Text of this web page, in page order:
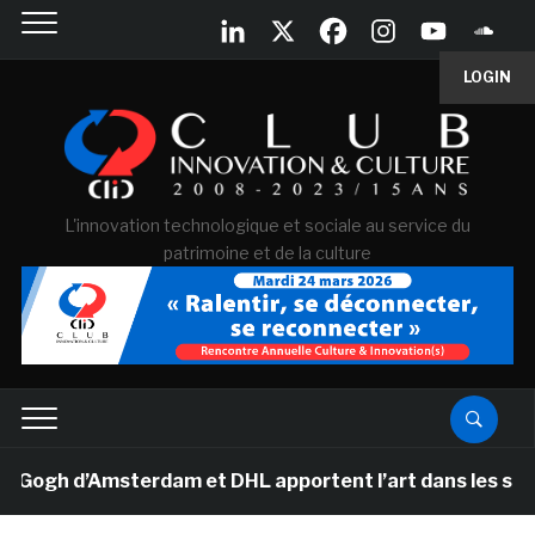
LOGIN
L'innovation technologique et sociale au service du
patrimoine et de la culture
d’Amsterdam et DHL apportent l’art dans les salles